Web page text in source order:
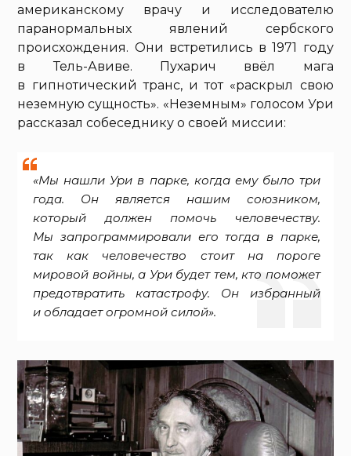
американскому врачу и исследователю
паранормальных явлений сербского
происхождения. Они встретились в 1971 году
в Тель-Авиве. Пухарич ввёл мага
в гипнотический транс, и тот «раскрыл свою
неземную сущность». «Неземным» голосом Ури
рассказал собеседнику о своей миссии:
«Мы нашли Ури в парке, когда ему было три
года. Он является нашим союзником,
который должен помочь человечеству.
Мы запрограммировали его тогда в парке,
так как человечество стоит на пороге
мировой войны, а Ури будет тем, кто поможет
предотвратить катастрофу. Он избранный
и обладает огромной силой».